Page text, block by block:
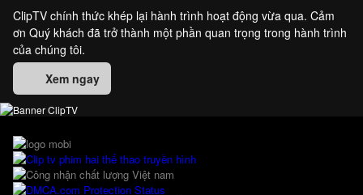
ClipTV chính thức khép lại hành trình hoạt động vừa qua. Cảm
ơn Quý khách đã trở thành một phần quan trọng trong hành trình
của chúng tôi.
Xem ngay